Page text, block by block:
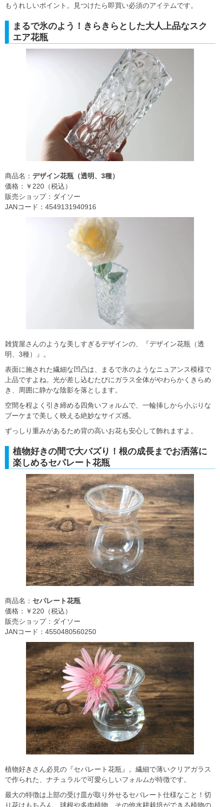
もうれしいポイント。見つけたら即買い必須のアイテムです。
まるで氷のよう！きらきらとした大人上品なスク
エア花瓶
商品名： デザイン花瓶（透明、3種）
価格：￥220（税込）
販売ショップ：ダイソー
JANコード：4549131940916
雑貨屋さんのような美しすぎるデザインの、『デザイン花瓶（透
明、3種）』。
表面に施された繊細な凹凸は、まるで氷のようなニュアンス模様で
上品ですよね。光が差し込むたびにガラス全体がやわらかくきらめ
き、周囲に静かな陰影を落とします。
空間を程よく引き締める四角いフォルムで、一輪挿しから小ぶりな
ブーケまで美しく映える絶妙なサイズ感。
ずっしり重みがあるため背の高いお花も安心して飾れますよ。
植物好きの間で大バズり！根の成長までお洒落に
楽しめるセパレート花瓶
商品名： セパレート花瓶
価格：￥220（税込）
販売ショップ：ダイソー
JANコード：4550480560250
植物好きさん必見の『セパレート花瓶』。繊細で薄いクリアガラス
で作られた、ナチュラルで可愛らしいフォルムが特徴です。
最大の特徴は上部の受け皿が取り外せるセパレート仕様なこと！切
り花はもちろん、球根や多肉植物、その他水耕栽培ができる植物の